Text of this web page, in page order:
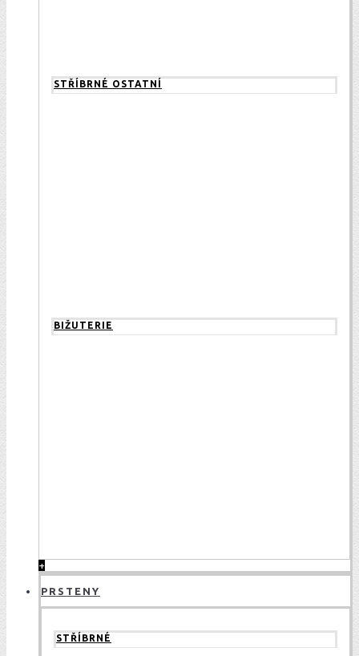
STŘÍBRNÉ OSTATNÍ
BIŽUTERIE
+
PRSTENY
STŘÍBRNÉ